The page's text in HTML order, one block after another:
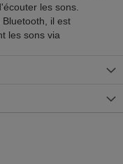
les sons.
il est
les sons via